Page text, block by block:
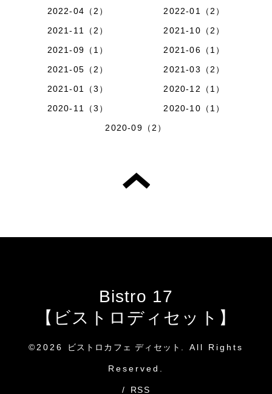
2022-04（2）
2022-01（2）
2021-11（2）
2021-10（2）
2021-09（1）
2021-06（1）
2021-05（2）
2021-03（2）
2021-01（3）
2020-12（1）
2020-11（3）
2020-10（1）
2020-09（2）
Bistro 17
【ビストロディセット】
©2026 ビストロカフェ ディセット . All Rights
Reserved.
/ RSS